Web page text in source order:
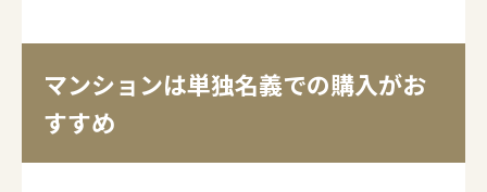
マンションは単独名義での購入がお
すすめ